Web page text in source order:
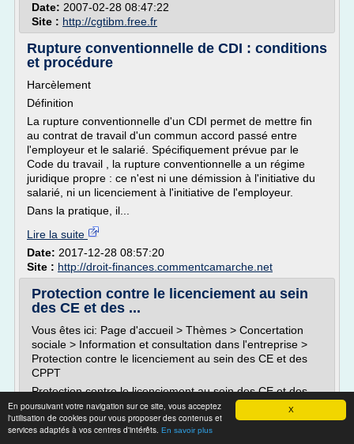
X
En poursuivant votre navigation sur ce site, vous acceptez
l'utilisation de cookies pour vous proposer des contenus et
services adaptés à vos centres d'intérêts. En savoir plus
Date: 2007-02-28 08:47:22
Site : http://cgtibm.free.fr
Rupture conventionnelle de CDI : conditions
et procédure
Harcèlement
Définition
La rupture conventionnelle d'un CDI permet de mettre fin
au contrat de travail d'un commun accord passé entre
l'employeur et le salarié. Spécifiquement prévue par le
Code du travail , la rupture conventionnelle a un régime
juridique propre : ce n'est ni une démission à l'initiative du
salarié, ni un licenciement à l'initiative de l'employeur.
Dans la pratique, il...
Lire la suite
Date: 2017-12-28 08:57:20
Site : http://droit-finances.commentcamarche.net
Protection contre le licenciement au sein
des CE et des ...
Vous êtes ici: Page d'accueil > Thèmes > Concertation
sociale > Information et consultation dans l'entreprise >
Protection contre le licenciement au sein des CE et des
CPPT
Protection contre le licenciement au sein des CE et des
CPPT
Cumul de l'indemnité spéciale avec d'autres indemnités